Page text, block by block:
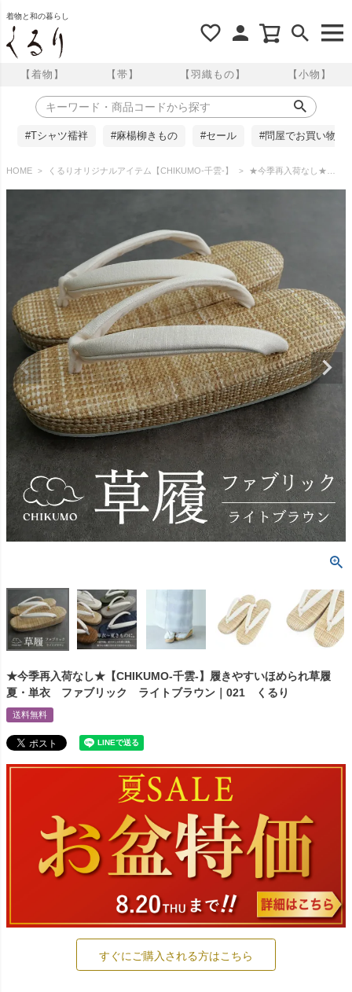
着物と和の暮らし
【着物】 【帯】 【羽織もの】 【小物】
#Tシャツ襦袢 #麻楊柳きもの #セール #問屋でお買い物
HOME くるりオリジナルアイテム【CHIKUMO-千雲-】 ★今季再入荷なし★【CHIKUMO-千雲-】履きやすいほめられ草履 夏・単衣 ファブリック ライトブラウン｜021 くるり
★今季再入荷なし★【CHIKUMO-千雲-】履きやすいほめられ草履
夏・単衣 ファブリック ライトブラウン｜021 くるり
送料無料
すぐにご購入される方はこちら